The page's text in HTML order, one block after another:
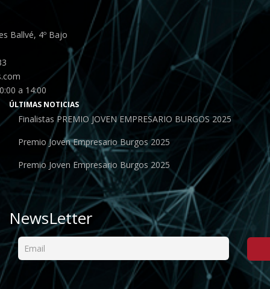
Ballvé, 4º Bajo
a 14:00
ÚLTIMAS NOTICIAS
Finalistas PREMIO JOVEN EMPRESARIO BURGOS 2025
Premio Joven Empresario Burgos 2025
Premio Joven Empresario Burgos 2025
NewsLetter